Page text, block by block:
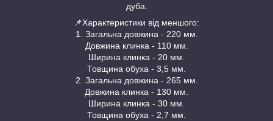
дуба.
📌Характеристики від меншого:
1. Загальна довжина - 220 мм.
Довжина клинка - 110 мм.
Ширина клинка - 20 мм.
Товщина обуха - 3,5 мм.
2. Загальна довжина - 265 мм.
Довжина клинка - 130 мм.
Ширина клинка - 30 мм.
Товщина обуха - 2,7 мм.